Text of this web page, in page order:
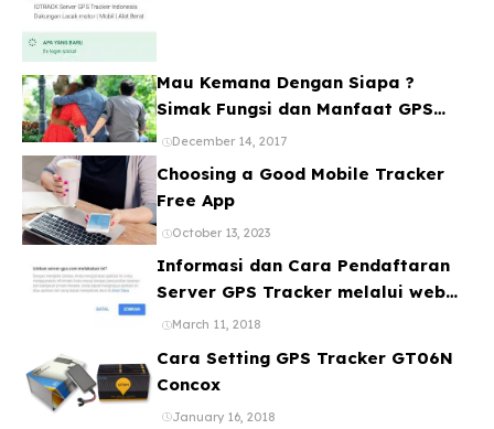
Mau Kemana Dengan Siapa ?
Simak Fungsi dan Manfaat GPS
Mobil
December 14, 2017
Choosing a Good Mobile Tracker
Free App
October 13, 2023
Informasi dan Cara Pendaftaran
Server GPS Tracker melalui web
ataupun Aplikasi Online Gratis
March 11, 2018
Cara Setting GPS Tracker GT06N
Concox
January 16, 2018